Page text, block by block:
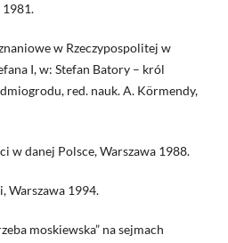
1981.
w Rzeczypospolitej w
I, w: Stefan Batory – król
red. nauk. A. Körmendy,
w danej Polsce, Warszawa 1988.
Warszawa 1994.
moskiewska” na sejmach